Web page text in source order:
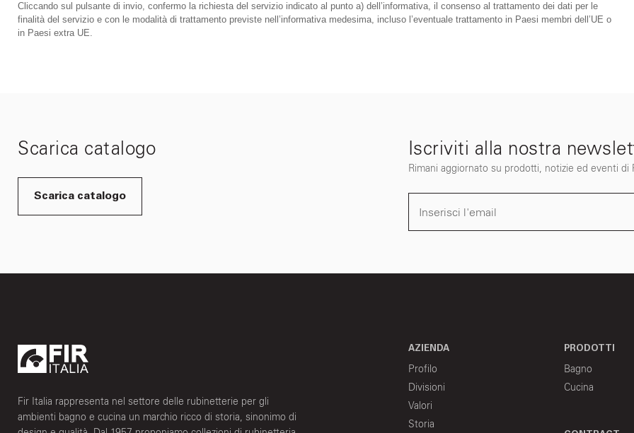
Cliccando sul pulsante di invio, confermo la richiesta del servizio indicato al punto a) dell’informativa, il consenso al trattamento dei dati per le
finalità del servizio e con le modalità di trattamento previste nell’informativa medesima, incluso l’eventuale trattamento in Paesi membri dell’UE o
in Paesi extra UE.
Scarica catalogo
Scarica catalogo
Iscriviti alla nostra
Rimani aggiornato su prodotti, notizie ed eventi di
Fir Italia rappresenta nel settore delle rubinetterie per gli
ambienti bagno e cucina un marchio ricco di storia, sinonimo di
AZIENDA
Profilo
Divisioni
Valori
Storia
PRODOTTI
Bagno
Cucina